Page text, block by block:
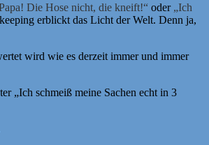
Die Hose nicht, die kneift!“ oder „Ich
erblickt das Licht der Welt. Denn ja,
wird wie es derzeit immer und immer
„Ich schmeiß meine Sachen echt in 3